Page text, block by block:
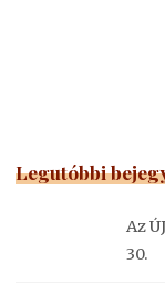
Legutóbbi
Az
30.